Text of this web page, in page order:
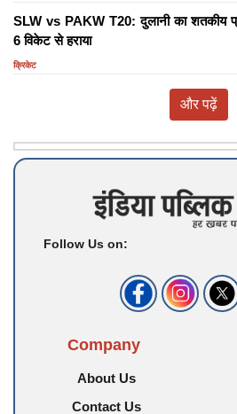
SLW vs PAKW T20: दुलानी का शतकीय
6 विकेट से हराया
क्रिकेट
और पढ़ें
Follow Us on:
Company
About Us
Contact Us